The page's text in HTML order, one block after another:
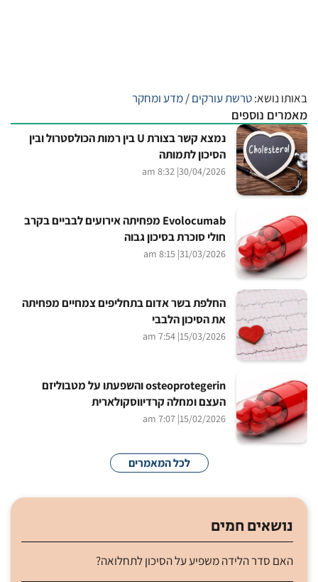
באותו נושא:טרשת עורקים/מדע ומחקר
מאמרים נוספים
נמצא קשר בצורת U בין רמות הכולסטרול ובין
הסיכון לתמותה
30/04/2026
| 8:32 am
Evolocumab מפחיתה אירועים לבביים בקרב
חולי סוכרת בסיכון גבוה
31/03/2026
| 8:15 am
החלפת בשר אדום בתחליפים צמחיים מפחיתה
את הסיכון הלבבי
15/03/2026
| 7:54 am
osteoprotegerin והשפעתו על מטבוליזם
העצם ומחלה קרדיווסקולארית
15/02/2026
| 7:07 am
לכל המאמרים
נושאים חמים
האם סדר הלידה משפיע על הסיכון לתחלואה?